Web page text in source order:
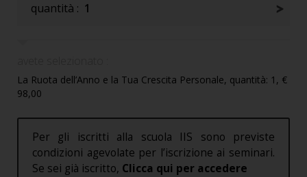
quantità : 1
La Ruota dell’Anno e la Tua Crescita Personale, quantità: 1, €
98,00
Per gli iscritti alla scuola IIS sono previste
condizioni agevolate per l’iscrizione ai seminari.
Se sei già iscritto, Clicca qui per accedere